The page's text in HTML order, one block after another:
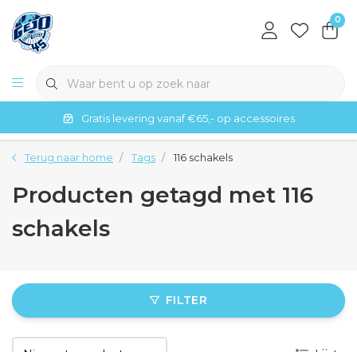
0
Gratis levering vanaf €65,- op accessoires
Terug naar home Tags 116 schakels
Producten getagd met 116
schakels
FILTER